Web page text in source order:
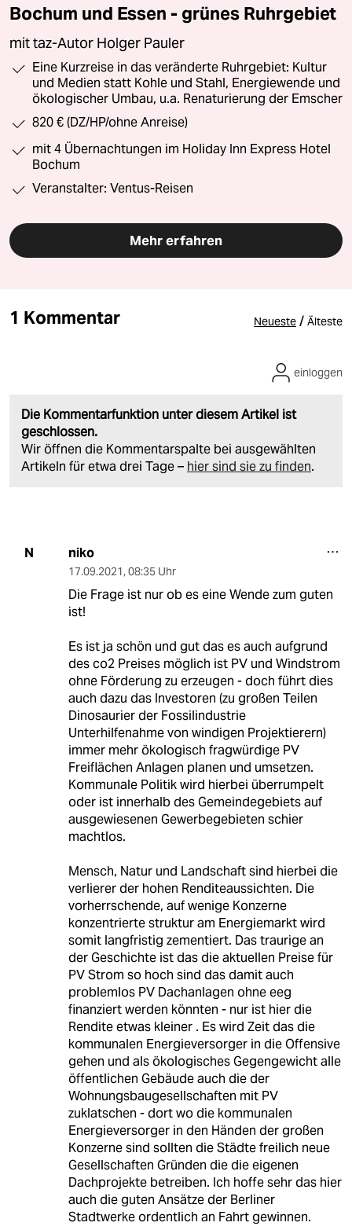
Bochum und Essen - grünes Ruhrgebiet
mit taz-Autor Holger Pauler
Eine Kurzreise in das veränderte Ruhrgebiet: Kultur
und Medien statt Kohle und Stahl, Energiewende und
ökologischer Umbau, u.a. Renaturierung der Emscher
820 € (DZ/HP/ohne Anreise)
mit 4 Übernachtungen im Holiday Inn Express Hotel
Bochum
Veranstalter: Ventus-Reisen
Mehr erfahren
1 Kommentar Neueste / Älteste
Die Kommentarfunktion unter diesem Artikel ist
geschlossen.
Wir öffnen die Kommentarspalte bei ausgewählten
Artikeln für etwa drei Tage – hier sind sie zu finden.
einloggen
N niko
17.09.2021, 08:35 Uhr
Die Frage ist nur ob es eine Wende zum guten
ist!
Es ist ja schön und gut das es auch aufgrund
des co2 Preises möglich ist PV und Windstrom
ohne Förderung zu erzeugen - doch führt dies
auch dazu das Investoren (zu großen Teilen
Dinosaurier der Fossilindustrie
Unterhilfenahme von windigen Projektierern)
immer mehr ökologisch fragwürdige PV
Freiflächen Anlagen planen und umsetzen.
Kommunale Politik wird hierbei überrumpelt
oder ist innerhalb des Gemeindegebiets auf
ausgewiesenen Gewerbegebieten schier
machtlos.
Mensch, Natur und Landschaft sind hierbei die
verlierer der hohen Renditeaussichten. Die
vorherrschende, auf wenige Konzerne
konzentrierte struktur am Energiemarkt wird
somit langfristig zementiert. Das traurige an
der Geschichte ist das die aktuellen Preise für
PV Strom so hoch sind das damit auch
problemlos PV Dachanlagen ohne eeg
finanziert werden könnten - nur ist hier die
Rendite etwas kleiner . Es wird Zeit das die
kommunalen Energieversorger in die Offensive
gehen und als ökologisches Gegengewicht alle
öffentlichen Gebäude auch die der
Wohnungsbaugesellschaften mit PV
zuklatschen - dort wo die kommunalen
Energieversorger in den Händen der großen
Konzerne sind sollten die Städte freilich neue
Gesellschaften Gründen die die eigenen
Dachprojekte betreiben. Ich hoffe sehr das hier
auch die guten Ansätze der Berliner
Stadtwerke ordentlich an Fahrt gewinnen.